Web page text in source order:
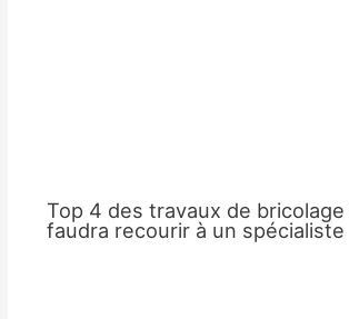
Top 4 des travaux de bricolage
faudra recourir à un spécialiste